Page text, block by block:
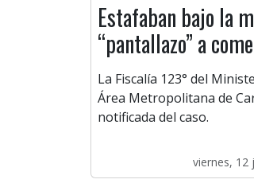
Estafaban bajo la
“pantallazo” a
La Fiscalía 123° del
Área Metropolitana de
notificada del caso.
viernes, 12